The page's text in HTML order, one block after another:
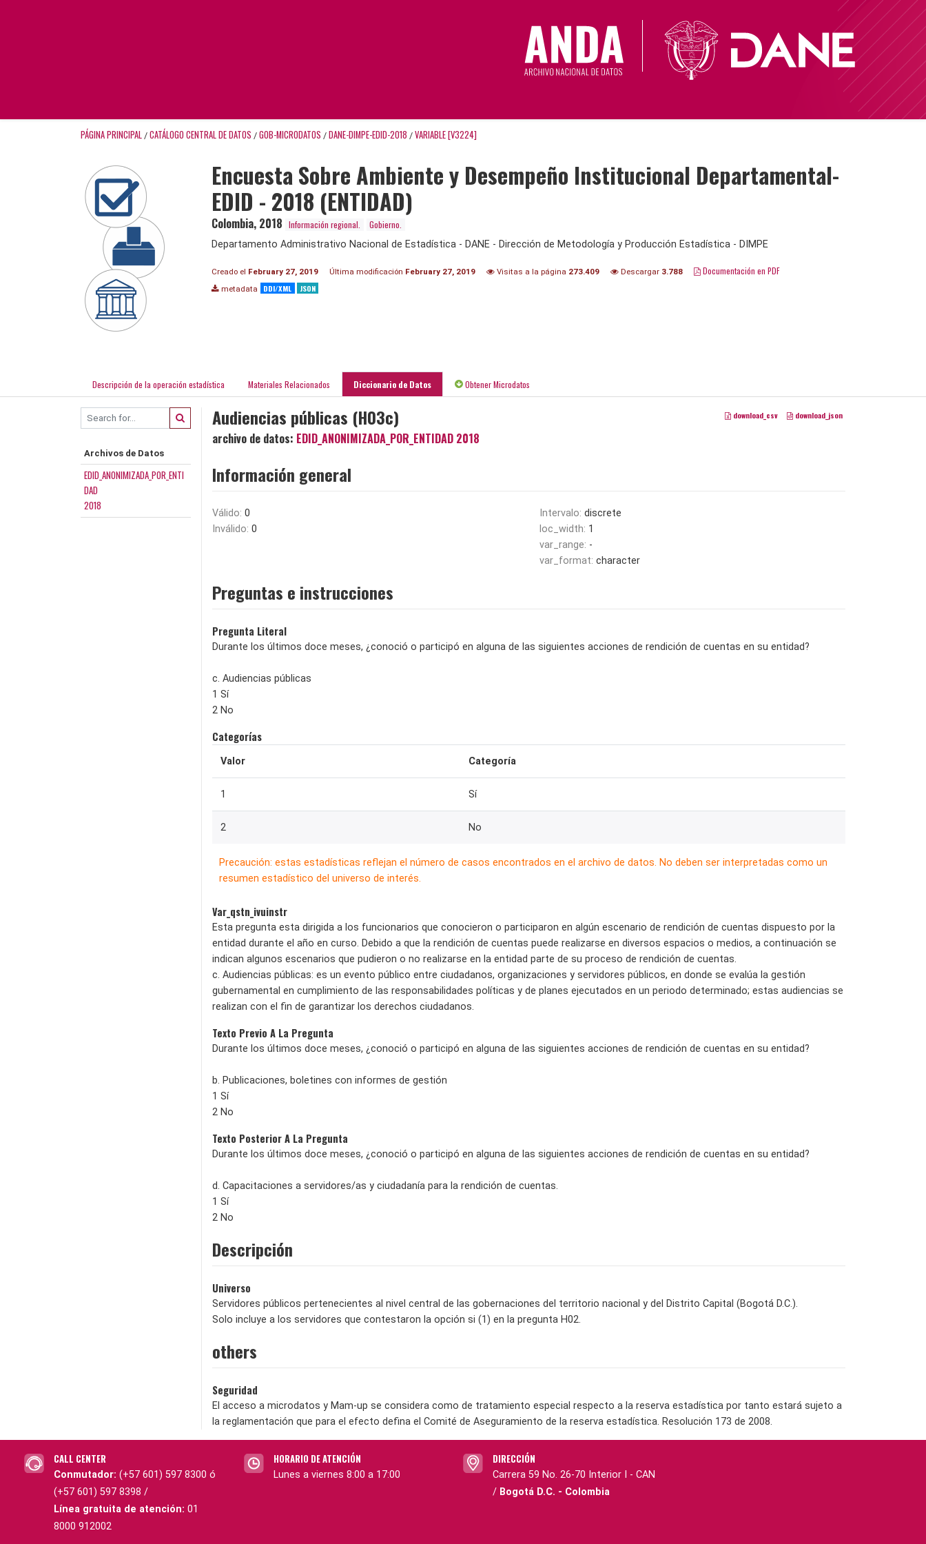
PÁGINA PRINCIPAL / CATÁLOGO CENTRAL DE DATOS / GOB-MICRODATOS / DANE-DIMPE-EDID-2018 / VARIABLE [V3224]
Encuesta Sobre Ambiente y Desempeño Institucional Departamental-
EDID - 2018 (ENTIDAD)
Colombia, 2018 Información regional.
Gobierno.
Departamento Administrativo Nacional de Estadística - DANE - Dirección de Metodología y Producción Estadística - DIMPE
Creado el February 27, 2019 Última modificación February 27, 2019 Visitas a la página 273.409 Descargar 3.788 Documentación en PDF
metadata DDI/XML JSON
Descripción de la operación estadística Materiales Relacionados Diccionario de Datos Obtener Microdatos
Archivos de Datos
EDID_ANONIMIZADA_POR_ENTI
DAD
2018
download_csv download_json
Audiencias públicas (H03c)
archivo de datos: EDID_ANONIMIZADA_POR_ENTIDAD 2018
Información general
Válido: 0
Inválido: 0
Intervalo: discrete
loc_width: 1
var_range: -
var_format: character
Preguntas e instrucciones
Pregunta Literal
Durante los últimos doce meses, ¿conoció o participó en alguna de las siguientes acciones de rendición de cuentas en su entidad?
c. Audiencias públicas
1 Sí
2 No
Categorías
Valor Categoría
1 Sí
2 No
Precaución: estas estadísticas reflejan el número de casos encontrados en el archivo de datos. No deben ser interpretadas como un
resumen estadístico del universo de interés.
Var_qstn_ivuinstr
Esta pregunta esta dirigida a los funcionarios que conocieron o participaron en algún escenario de rendición de cuentas dispuesto por la
entidad durante el año en curso. Debido a que la rendición de cuentas puede realizarse en diversos espacios o medios, a continuación se
indican algunos escenarios que pudieron o no realizarse en la entidad parte de su proceso de rendición de cuentas.
c. Audiencias públicas: es un evento público entre ciudadanos, organizaciones y servidores públicos, en donde se evalúa la gestión
gubernamental en cumplimiento de las responsabilidades políticas y de planes ejecutados en un periodo determinado; estas audiencias se
realizan con el fin de garantizar los derechos ciudadanos.
Texto Previo A La Pregunta
Durante los últimos doce meses, ¿conoció o participó en alguna de las siguientes acciones de rendición de cuentas en su entidad?
b. Publicaciones, boletines con informes de gestión
1 Sí
2 No
Texto Posterior A La Pregunta
Durante los últimos doce meses, ¿conoció o participó en alguna de las siguientes acciones de rendición de cuentas en su entidad?
d. Capacitaciones a servidores/as y ciudadanía para la rendición de cuentas.
1 Sí
2 No
Descripción
Universo
Servidores públicos pertenecientes al nivel central de las gobernaciones del territorio nacional y del Distrito Capital (Bogotá D.C.).
Solo incluye a los servidores que contestaron la opción si (1) en la pregunta H02.
others
Seguridad
El acceso a microdatos y Mam-up se considera como de tratamiento especial respecto a la reserva estadística por tanto estará sujeto a
la reglamentación que para el efecto defina el Comité de Aseguramiento de la reserva estadística. Resolución 173 de 2008.
CALL CENTER
Conmutador: (+57 601) 597 8300 ó
(+57 601) 597 8398 /
Línea gratuita de atención: 01
8000 912002
HORARIO DE ATENCIÓN
Lunes a viernes 8:00 a 17:00
DIRECCIÓN
Carrera 59 No. 26-70 Interior I - CAN
/ Bogotá D.C. - Colombia